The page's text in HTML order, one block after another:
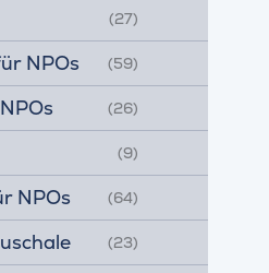
(27)
NPOs (59)
(26)
(9)
NPOs (64)
(23)